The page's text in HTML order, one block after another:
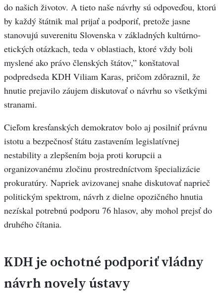
do našich životov. A tieto naše návrhy sú odpoveďou, ktorú
by každý štátnik mal prijať a podporiť, pretože jasne
stanovujú suverenitu Slovenska v základných kultúrno-
etických otázkach, teda v oblastiach, ktoré vždy boli
myslené ako právo členských štátov,” konštatoval
podpredseda KDH Viliam Karas, pričom zdôraznil, že
hnutie prejavilo záujem diskutovať o návrhu so všetkými
stranami.
Cieľom kresťanských demokratov bolo aj posilniť právnu
istotu a bezpečnosť štátu zastavením legislatívnej
nestability a zlepšením boja proti korupcii a
organizovanému zločinu prostredníctvom špecializácie
prokuratúry. Napriek avizovanej snahe diskutovať naprieč
politickým spektrom, návrh z dielne opozičného hnutia
nezískal potrebnú podporu 76 hlasov, aby mohol prejsť do
druhého čítania.
KDH je ochotné podporiť vládny
návrh novely ústavy